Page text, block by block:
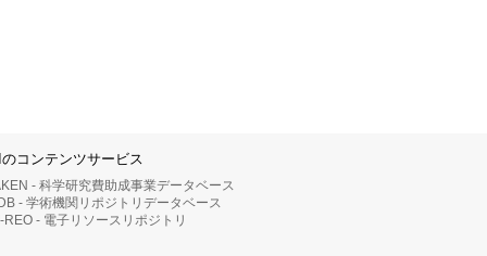
のコンテンツサービス
- 科学研究費助成事業データベース
- 学術機関リポジトリデータベース
REO - 電子リソースリポジトリ